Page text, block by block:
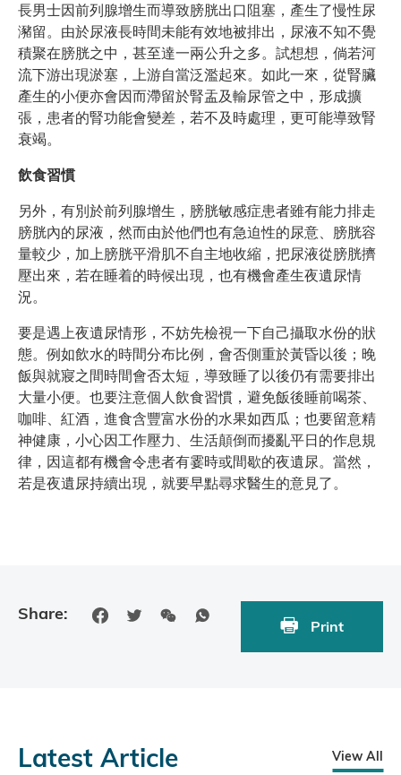
長男士因前列腺增生而導致膀胱出口阻塞，產生了慢性尿
瀦留。由於尿液長時間未能有效地被排出，尿液不知不覺
積聚在膀胱之中，甚至達一兩公升之多。試想想，倘若河
流下游出現淤塞，上游自當泛濫起來。如此一來，從腎臟
產生的小便亦會因而滯留於腎盂及輸尿管之中，形成擴
張，患者的腎功能會變差，若不及時處理，更可能導致腎
衰竭。
飲食習慣
另外，有別於前列腺增生，膀胱敏感症患者雖有能力排走
膀胱內的尿液，然而由於他們也有急迫性的尿意、膀胱容
量較少，加上膀胱平滑肌不自主地收縮，把尿液從膀胱擠
壓出來，若在睡着的時候出現，也有機會產生夜遺尿情
況。
要是遇上夜遺尿情形，不妨先檢視一下自己攝取水份的狀
態。例如飲水的時間分布比例，會否側重於黃昏以後；晚
飯與就寢之間時間會否太短，導致睡了以後仍有需要排出
大量小便。也要注意個人飲食習慣，避免飯後睡前喝茶、
咖啡、紅酒，進食含豐富水份的水果如西瓜；也要留意精
神健康，小心因工作壓力、生活顛倒而擾亂平日的作息規
律，因這都有機會令患者有霎時或間歇的夜遺尿。當然，
若是夜遺尿持續出現，就要早點尋求醫生的意見了。
Share:
Print
Latest Article View All